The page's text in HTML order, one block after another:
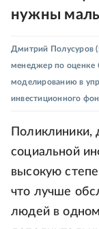
нужны
Дмитрий Полусуров
менеджер по оценке
моделированию в
инвестиционного
Поликлиники,
социальной
высокую
что лучше
людей в